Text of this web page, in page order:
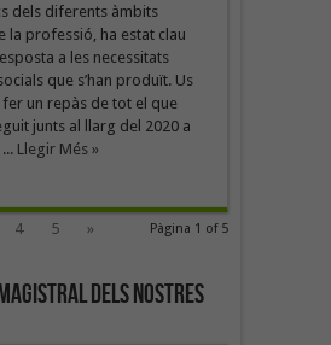
dels diferents àmbits
la professió, ha estat clau
a les necessitats
que s’han produït. Us
un repàs de tot el que
junts al llarg del 2020 a
Llegir Més »
Pàgina 1 of 5
4 5 »
dels nostres